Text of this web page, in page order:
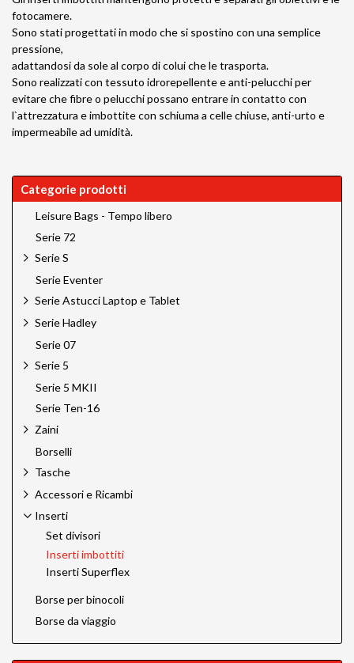
fotocamere.
Sono stati progettati in modo che si spostino con una semplice
pressione,
adattandosi da sole al corpo di colui che le trasporta.
Sono realizzati con tessuto idrorepellente e anti-pelucchi per
evitare che fibre o pelucchi possano entrare in contatto con
l`attrezzatura e imbottite con schiuma a celle chiuse, anti-urto e
impermeabile ad umidità.
Categorie prodotti
Leisure Bags - Tempo libero
Serie 72
Serie S
Serie Eventer
Serie Astucci Laptop e Tablet
Serie Hadley
Serie 07
Serie 5
Serie 5 MKII
Serie Ten-16
Zaini
Borselli
Tasche
Accessori e Ricambi
Inserti
Set divisori
Inserti imbottiti
Inserti Superflex
Borse per binocoli
Borse da viaggio